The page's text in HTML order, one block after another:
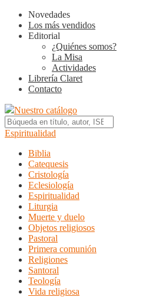
Novedades
Los más vendidos
Editorial
¿Quiénes somos?
La Misa
Actividades
Librería Claret
Contacto
Nuestro catálogo
Espiritualidad
Biblia
Catequesis
Cristología
Eclesiología
Espiritualidad
Liturgia
Muerte y duelo
Objetos religiosos
Pastoral
Primera comunión
Religiones
Santoral
Teología
Vida religiosa